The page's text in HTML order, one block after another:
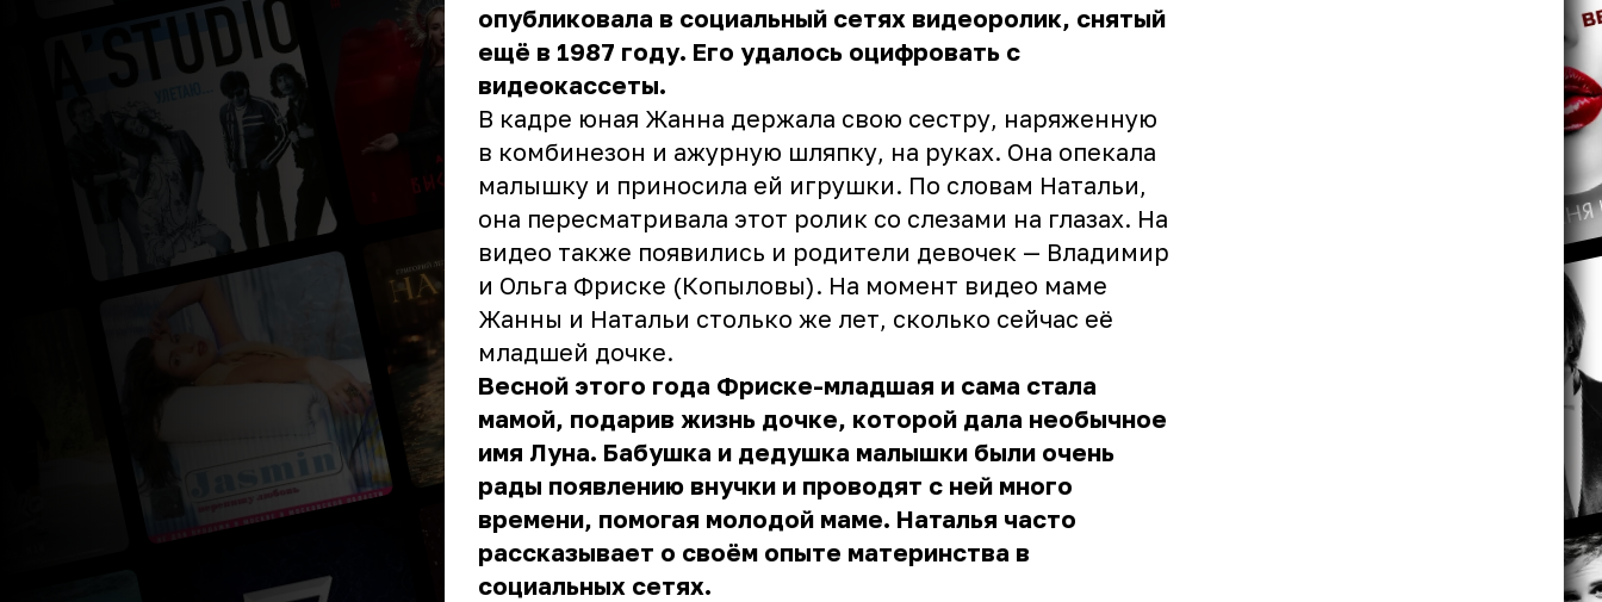
опубликовала в социальный сетях видеоролик, снятый
ещё в 1987 году. Его удалось оцифровать с
видеокассеты.
В кадре юная Жанна держала свою сестру, наряженную
в комбинезон и ажурную шляпку, на руках. Она опекала
малышку и приносила ей игрушки. По словам Натальи,
она пересматривала этот ролик со слезами на глазах. На
видео также появились и родители девочек — Владимир
и Ольга Фриске (Копыловы). На момент видео маме
Жанны и Натальи столько же лет, сколько сейчас её
младшей дочке.
Весной этого года Фриске-младшая и сама стала
мамой, подарив жизнь дочке, которой дала необычное
имя Луна. Бабушка и дедушка малышки были очень
рады появлению внучки и проводят с ней много
времени, помогая молодой маме. Наталья часто
рассказывает о своём опыте материнства в
социальных сетях.